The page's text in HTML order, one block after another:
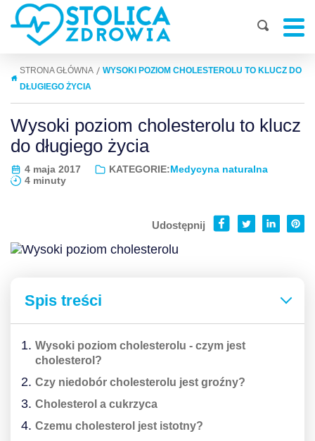
STRONA GŁÓWNA | WYSOKI POZIOM CHOLESTEROLU TO KLUCZ DO
DŁUGIEGO ŻYCIA
Wysoki poziom cholesterolu to klucz
do długiego życia
4 maja 2017 KATEGORIE:Medycyna naturalna
4 minuty
Udostępnij
Spis treści
Wysoki poziom cholesterolu - czym jest
cholesterol?
Czy niedobór cholesterolu jest groźny?
Cholesterol a cukrzyca
Czemu cholesterol jest istotny?